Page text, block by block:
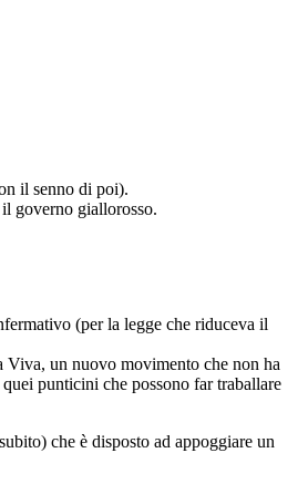
il senno di poi).
governo giallorosso.
(per la legge che riduceva il
Viva, un nuovo movimento che non ha
punticini che possono far traballare
che è disposto ad appoggiare un